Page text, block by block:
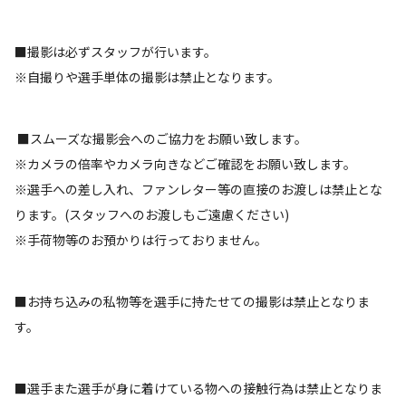
■撮影は必ずスタッフが行います。
※自撮りや選手単体の撮影は禁止となります。
■スムーズな撮影会へのご協力をお願い致します。
※カメラの倍率やカメラ向きなどご確認をお願い致します。
※選手への差し入れ、ファンレター等の直接のお渡しは禁止とな
ります。(スタッフへのお渡しもご遠慮ください)
※手荷物等のお預かりは行っておりません。
■お持ち込みの私物等を選手に持たせての撮影は禁止となりま
す。
■選手また選手が身に着けている物への接触行為は禁止となりま